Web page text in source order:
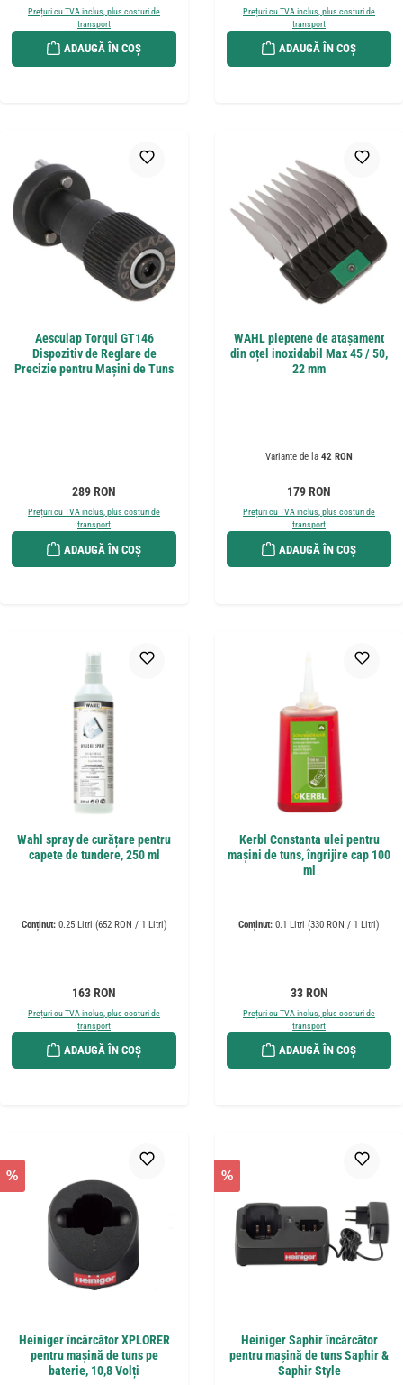
Prețuri cu TVA inclus, plus costuri de
transport
ADAUGĂ ÎN COȘ
Prețuri cu TVA inclus, plus costuri de
transport
ADAUGĂ ÎN COȘ
Aesculap Torqui GT146
Dispozitiv de Reglare de
Precizie pentru Mașini de Tuns
Preț obișnuit:
289 RON
Prețuri cu TVA inclus, plus costuri de
transport
ADAUGĂ ÎN COȘ
WAHL pieptene de atașament
din oțel inoxidabil Max 45 / 50,
22 mm
Variante de la 42 RON
Preț obișnuit:
179 RON
Prețuri cu TVA inclus, plus costuri de
transport
ADAUGĂ ÎN COȘ
Wahl spray de curățare pentru
capete de tundere, 250 ml
Conținut: 0.25 Litri (652 RON / 1 Litri)
Preț obișnuit:
163 RON
Prețuri cu TVA inclus, plus costuri de
transport
ADAUGĂ ÎN COȘ
Kerbl Constanta ulei pentru
mașini de tuns, îngrijire cap 100
ml
Conținut: 0.1 Litri (330 RON / 1 Litri)
Preț obișnuit:
33 RON
Prețuri cu TVA inclus, plus costuri de
transport
ADAUGĂ ÎN COȘ
%
Heiniger încărcător XPLORER
pentru mașină de tuns pe
baterie, 10,8 Volți
%
Heiniger Saphir încărcător
pentru mașină de tuns Saphir &
Saphir Style